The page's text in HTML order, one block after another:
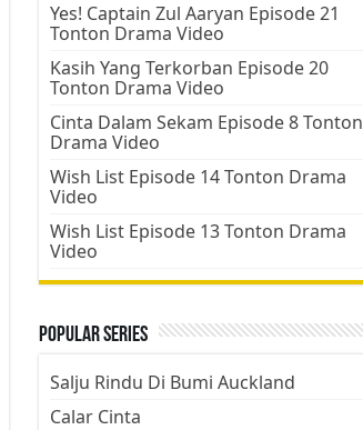
Yes! Captain Zul Aaryan Episode 21
Tonton Drama Video
Kasih Yang Terkorban Episode 20
Tonton Drama Video
Cinta Dalam Sekam Episode 8 Tonton
Drama Video
Wish List Episode 14 Tonton Drama
Video
Wish List Episode 13 Tonton Drama
Video
Popular Series
Salju Rindu Di Bumi Auckland
Calar Cinta